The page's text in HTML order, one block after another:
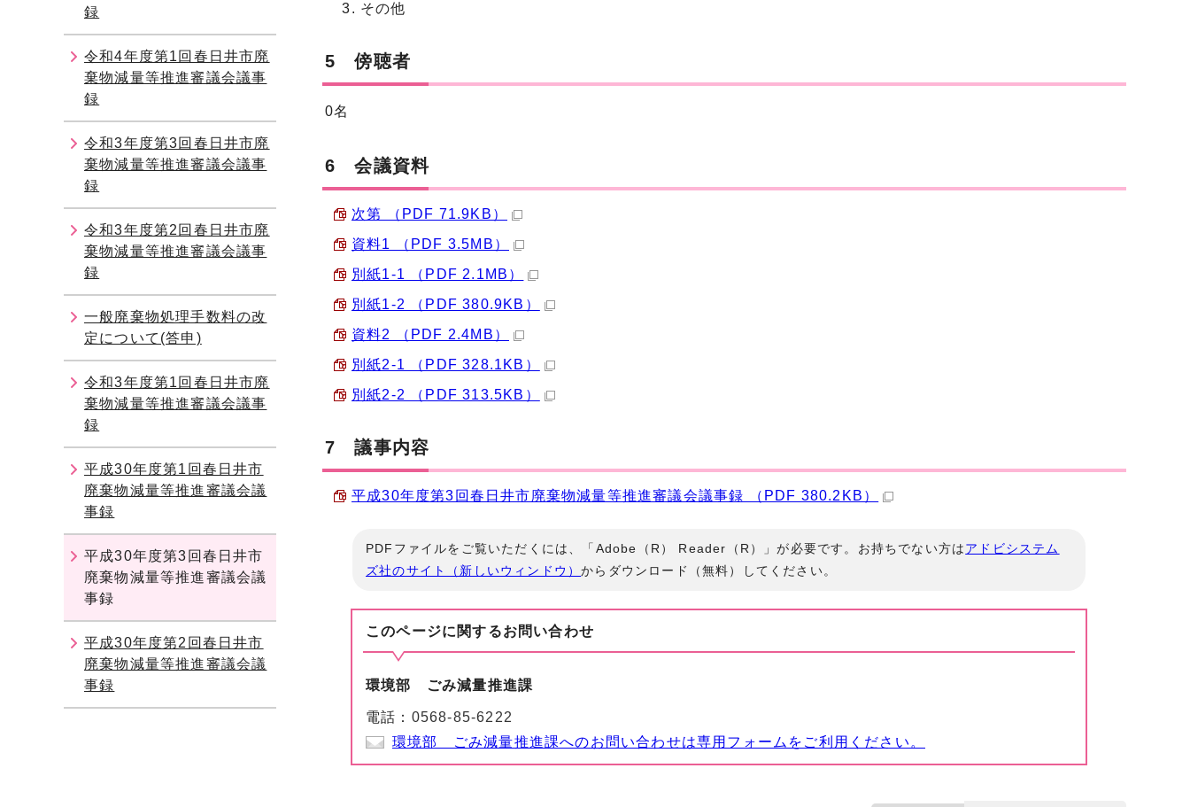
その他
5 傍聴者
0名
6 会議資料
次第 （PDF 71.9KB）
資料1 （PDF 3.5MB）
別紙1-1 （PDF 2.1MB）
別紙1-2 （PDF 380.9KB）
資料2 （PDF 2.4MB）
別紙2-1 （PDF 328.1KB）
別紙2-2 （PDF 313.5KB）
7 議事内容
平成30年度第3回春日井市廃棄物減量等推進審議会議事録 （PDF 380.2KB）
PDFファイルをご覧いただくには、「Adobe（R） Reader（R）」が必要です。お持ちでない方はアドビシステム
ズ社のサイト（新しいウィンドウ）からダウンロード（無料）してください。
このページに関するお問い合わせ
環境部 ごみ減量推進課
電話： 0568-85-6222
環境部 ごみ減量推進課へのお問い合わせは専用フォームをご利用ください。
録
令和4年度第1回春日井市廃
棄物減量等推進審議会議事
録
令和3年度第3回春日井市廃
棄物減量等推進審議会議事
録
令和3年度第2回春日井市廃
棄物減量等推進審議会議事
録
一般廃棄物処理手数料の改
定について(答申)
令和3年度第1回春日井市廃
棄物減量等推進審議会議事
録
平成30年度第1回春日井市
廃棄物減量等推進審議会議
事録
平成30年度第3回春日井市
廃棄物減量等推進審議会議
事録
平成30年度第2回春日井市
廃棄物減量等推進審議会議
事録